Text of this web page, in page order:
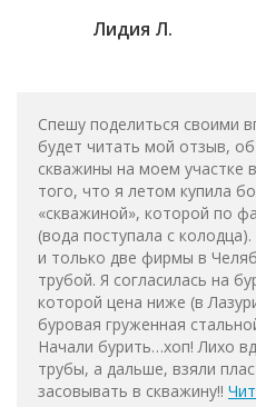
Лидия Л.
Спешу поделиться своими
будет читать мой отзыв,
скважины на моем участке
того, что я летом купила
«скважиной», которой по
(вода поступала с
и только две фирмы в
трубой. Я согласилась на
которой цена ниже (в
буровая груженная
Начали бурить…хоп! Лихо
трубы, а дальше, взяли
засовывать в скважину!!